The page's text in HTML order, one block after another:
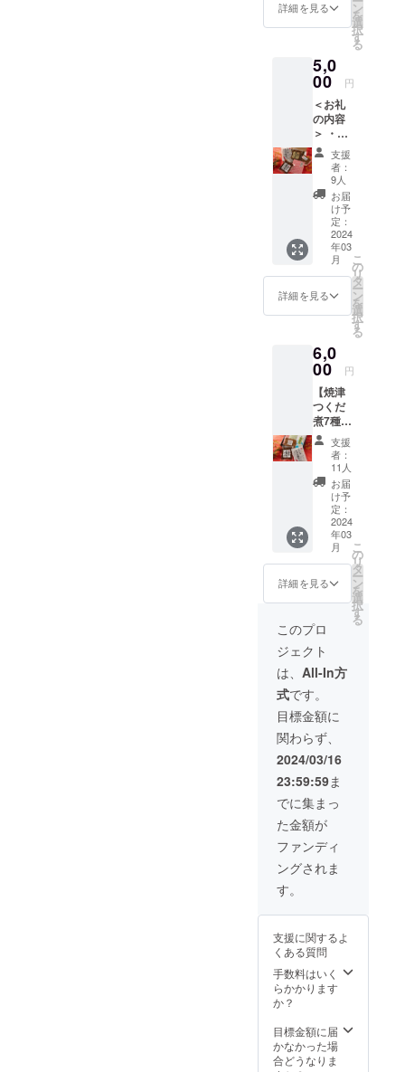
んです
ンやク
ラッ
カーに
合わせ
た食べ
方がお
すすめ
です。
＜お礼
の内容
＞ ・
soft塩
まぐろ
(145g)×
1 ・
追いか
つお
(145g)×
料及び
添加物
等の食
品表示
はお届
け商品
のラベ
ルに表
記され
ます。
商品開
封前に
は必ず
お届け
のリ
に貼付
された
や注意
書きを
ご確認
くださ
い。 ご
支援へ
の感謝
の気持
ちをお
手紙に
してお
送りし
ます
にアク
体的に
薄味に
仕上げ
た新し
いつく
だ煮を
お礼に
お届け
しま
す。オ
イル不
使用で
白ごは
んには
もちろ
んです
がサラ
ラッ
カーに
合わせ
た食べ
方がお
すすめ
です。
＜お礼
の内容
＞ ・
vinegar
味噌さ
(145g)×
1 ・soft
ろ
(145g)×
smoke
追いか
つお
(145g)×
料及び
添加物
等の食
品表示
はお届
け商品
のラベ
ルに表
記され
ます。
商品開
封前に
は必ず
ターン
に貼付
された
ラベル
や注意
書きを
い。 ご
支援へ
の感謝
気の商
品を
セット
お礼に
お送り
致しま
す。 ＜
お礼の
内容＞
・やい
づのび
んづめ
soft塩
まぐろ
(145g)×
1個 ・
やいづ
のびん
づめ
smoke
1個 ・
ホット
サンド
のため
の佃煮
プレー
ン
(80g)×1
パック
・ホッ
トサン
ドのた
めの佃
煮カ
レー
(80g)×1
パック
※原材料
加物等
表示は
お届け
商品の
ラベル
に表記
されま
す。 商
品開封
必ずお
届けの
リター
ンに貼
付され
たラベ
ルや注
認くだ
さい。
ご支援
への感
謝の気
持ちを
お送り
します
詳細を見る ン
を
選
択
す
る
5,0
00 円
＜お礼
の内容
＞ ・ま
ぐろの
土佐煮
(200g)×
1 ・ま
ぐろの
ぬれ角
(200g)×
1 ・鮪
かぶと
炊き
(150g)×
1 ・ま
ぼろ
(100g)×
1 ・大
葉ちり
めん
(50g)×1
※原材料
及び添
加物等
の食品
表示は
お届け
商品の
ラベル
に表記
されま
す。 商
必ずお
届けの
リター
ンに貼
付され
たラベ
ルや注
意書き
をご確
認くだ
さい。
ご支援
への感
謝の気
持ちを
お手紙
にして
お送り
支援
者：
9人
お届
け予
定：
2024
年03
月
詳細を見る
こ
の
リ
タ
ー
ン
を
選
択
す
る
6,0
00 円
【焼津
つくだ
煮7種詰
合せ】
（消費
税・送
料込
み） 港
町やい
づを代
表する
さば、
まぐ
ろ、か
つおを
使用、
味付け
は従来
の砂糖
やしょ
うゆを
ベース
に、焼
津で製
造され
た味噌
やかつ
お節、
静岡の
あらし
おを素
材ごと
にアク
セント
体的に
仕上げ
た新し
いつく
だ煮を
お礼に
しま
す。オ
イル不
支援
者：
11人
お届
け予
定：
2024
年03
月
詳細を見る
こ
の
リ
タ
ー
ン
を
選
択
す
る
このプロ
ジェクト
は、 All-In方
式です。
目標金額に
関わらず、
2024/03/16
23:59:59ま
でに集まっ
た金額が
ファンディ
ングされま
す。
支援に関するよ
くある質問
手数料はいく
らかかります
か？
目標金額に届
かなかった場
合どうなりま